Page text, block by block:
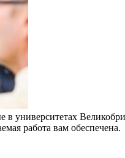
работа вам обеспечена.